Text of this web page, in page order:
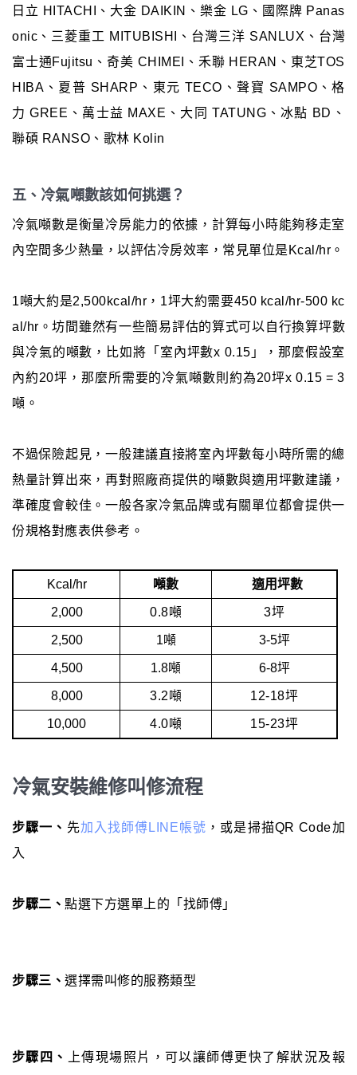
日立 HITACHI、大金 DAIKIN、樂金 LG、國際牌 Panas
onic、三菱重工 MITUBISHI、台灣三洋 SANLUX、台灣
富士通Fujitsu、奇美 CHIMEI、禾聯 HERAN、東芝TOS
HIBA、夏普 SHARP、東元 TECO、聲寶 SAMPO、格
力 GREE、萬士益 MAXE、大同 TATUNG、冰點 BD、
聯碩 RANSO、歌林 Kolin
五、冷氣噸數該如何挑選？
冷氣噸數是衡量冷房能力的依據，計算每小時能夠移走室
內空間多少熱量，以評估冷房效率，常見單位是Kcal/hr。
1噸大約是2,500kcal/hr，1坪大約需要450 kcal/hr-500 kc
al/hr。坊間雖然有一些簡易評估的算式可以自行換算坪數
與冷氣的噸數，比如將「室內坪數x 0.15」，那麼假設室
內約20坪，那麼所需要的冷氣噸數則約為20坪x 0.15 = 3
噸。
不過保險起見，一般建議直接將室內坪數每小時所需的總
熱量計算出來，再對照廠商提供的噸數與適用坪數建議，
準確度會較佳。一般各家冷氣品牌或有關單位都會提供一
份規格對應表供參考。
Kcal/hr 噸數 適用坪數
2,000 0.8噸 3坪
2,500 1噸 3-5坪
4,500 1.8噸 6-8坪
8,000 3.2噸 12-18坪
10,000 4.0噸 15-23坪
冷氣安裝維修叫修流程
步驟一、 先加入找師傅LINE帳號 ，或是掃描QR Code加
入
步驟二、 點選下方選單上的「找師傅」
步驟三、 選擇需叫修的服務類型
步驟四、
上傳現場照片，可以讓師傅更快了解狀況及報